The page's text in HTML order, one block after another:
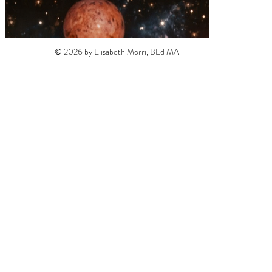
© 2026 by Elisabeth Morri, BEd MA